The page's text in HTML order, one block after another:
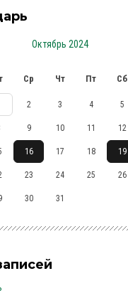
Октябрь 2024
Ср Чт Пт Сб
2 3 4 5
9 10 11 12
16 17 18 19
23 24 25 26
30 31